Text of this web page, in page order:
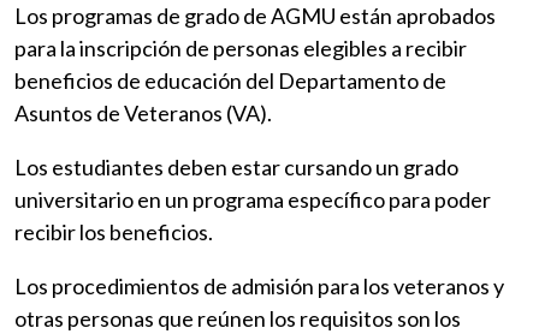
Los programas de grado de AGMU están aprobados
para la inscripción de personas elegibles a recibir
beneficios de educación del Departamento de
Asuntos de Veteranos (VA).
Los estudiantes deben estar cursando un grado
universitario en un programa específico para poder
recibir los beneficios.
Los procedimientos de admisión para los veteranos y
otras personas que reúnen los requisitos son los